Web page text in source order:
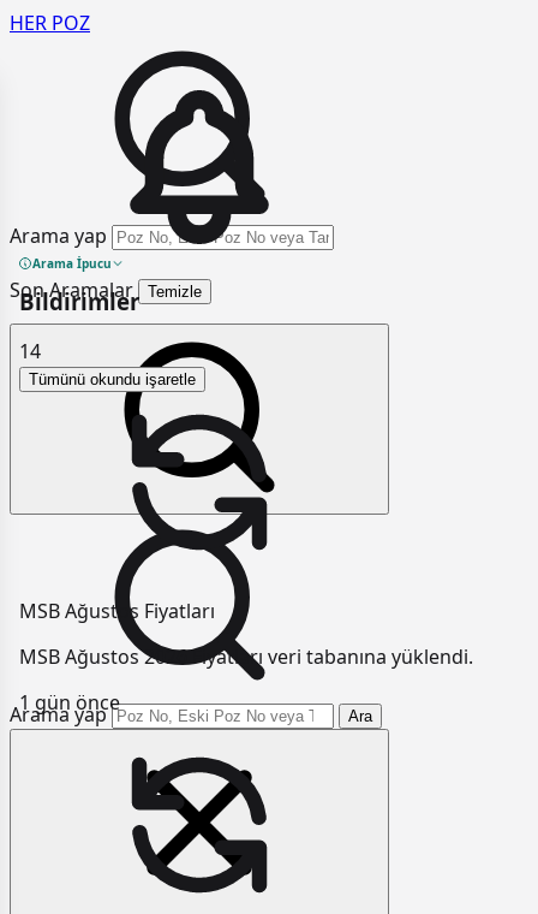
HER POZ
Arama yap
Arama İpucu
Son Aramalar Temizle
Arama yap Ara
Bildirimler
14
Tümünü okundu işaretle
MSB Ağustos Fiyatları
MSB Ağustos 2026 Fiyatları veri tabanına yüklendi.
1 gün önce